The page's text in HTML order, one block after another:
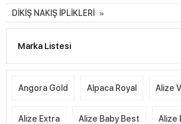
DİKİŞ NAKIŞ İPLİKLERİ
Marka Listesi
Angora Gold Alpaca Royal Alize
Alize Extra Alize Baby Best Alize